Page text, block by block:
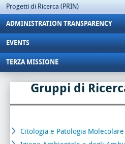
Progetti di Ricerca (PRIN)
ADMINISTRATION TRANSPARENCY
EVENTS
TERZA MISSIONE
Gruppi di
Citologia e Patologia